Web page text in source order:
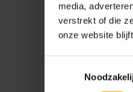
media,
verstrekt of die
onze website